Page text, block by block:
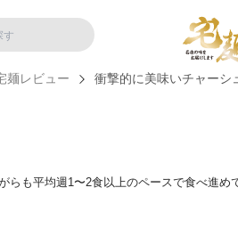
麺レビュー 衝撃的に美味いチャーシ
らも平均週1〜2食以上のペースで食べ進